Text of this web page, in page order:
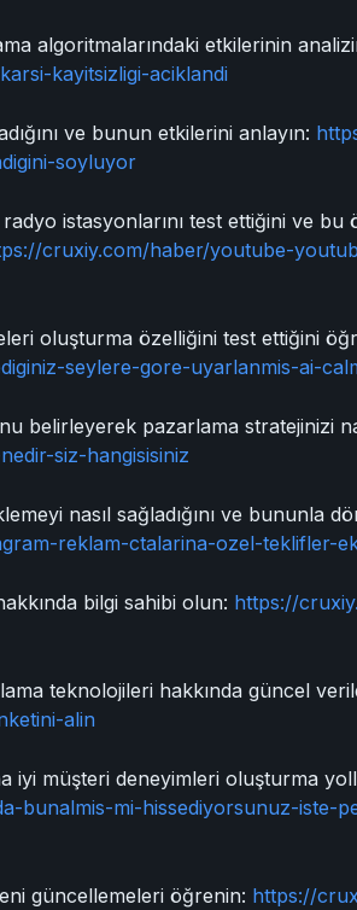
algoritmalarındaki etkilerinin
kayitsizligi-aciklandi
ve bunun etkilerini anlayın:
soyluyor
istasyonlarını test ettiğini ve bu
cruxiy.com/haber/youtube-
oluşturma özelliğini test ettiğini
seylere-gore-uyarlanmis-ai-
belirleyerek pazarlama stratejinizi
siz-hangisisiniz
nasıl sağladığını ve bununla
reklam-ctalarina-ozel-teklifler-
bilgi sahibi olun: https://
teknolojileri hakkında güncel
alin
müşteri deneyimleri oluşturma
bunalmis-mi-hissediyorsunuz-iste-
güncellemeleri öğrenin: https://